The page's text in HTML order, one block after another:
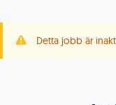
Detta jobb är